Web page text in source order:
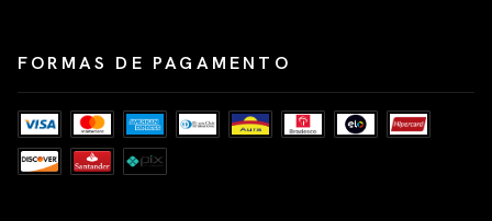
FORMAS DE PAGAMENTO